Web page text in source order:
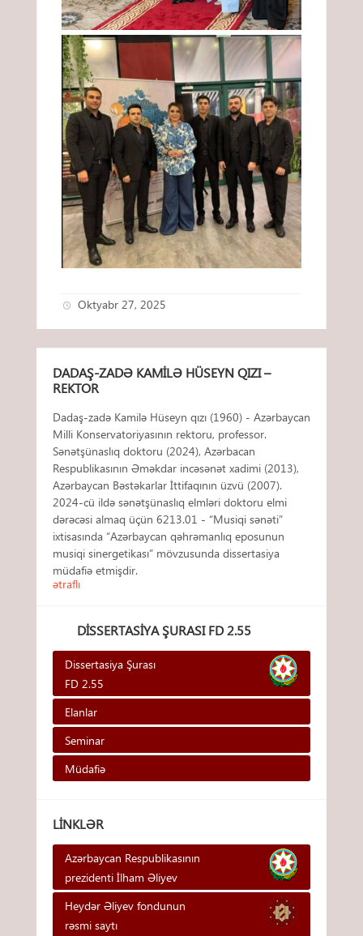
Oktyabr 27, 2025
DADAŞ-ZADƏ KAMILƏ HÜSEYN QIZI –
REKTOR
Dadaş-zadə Kamilə Hüseyn qızı (1960) - Azərbaycan
Milli Konservatoriyasının rektoru, professor.
Sənətşünaslıq doktoru (2024), Azərbacan
Respublikasının Əməkdar incəsənət xadimi (2013),
Azərbaycan Bəstəkarlar İttifaqının üzvü (2007).
2024-cü ildə sənətşünaslıq elmləri doktoru elmi
dərəcəsi almaq üçün 6213.01 - “Musiqi sənəti”
ixtisasında “Azərbaycan qəhrəmanlıq eposunun
musiqi sinergetikası” mövzusunda dissertasiya
müdafiə etmişdir.
ətraflı
DISSERTASIYA ŞURASI FD 2.55
Dissertasiya Şurası
FD 2.55
Elanlar
Seminar
Müdafiə
LINKLƏR
Azərbaycan Respublikasının
prezidenti İlham Əliyev
Heydər Əliyev fondunun
rəsmi saytı